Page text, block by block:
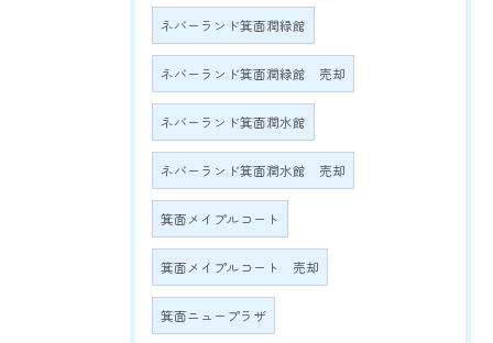
ネバーランド箕面潤緑館
ネバーランド箕面潤緑館 売却
ネバーランド箕面潤水館
ネバーランド箕面潤水館 売却
箕面メイプルコート
箕面メイプルコート 売却
箕面ニュープラザ